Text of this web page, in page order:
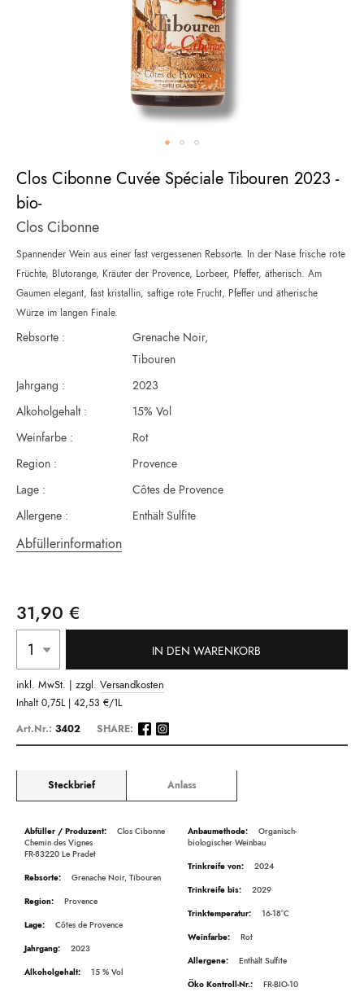
Clos Cibonne Cuvée Spéciale Tibouren 2023 -
bio-
Clos Cibonne
Spannender Wein aus einer fast vergessenen Rebsorte. In der Nase frische rote
Früchte, Blutorange, Kräuter der Provence, Lorbeer, Pfeffer, ätherisch. Am
Gaumen elegant, fast kristallin, saftige rote Frucht, Pfeffer und ätherische
Würze im langen Finale.
Rebsorte :
Grenache Noir,
Tibouren
Jahrgang :
2023
Alkoholgehalt :
15% Vol
Weinfarbe :
Rot
Region :
Provence
Lage :
Côtes de Provence
Allergene :
Enthält Sulfite
Abfüllerinformation
31,90 €
IN DEN WARENKORB
inkl. MwSt. | zzgl. Versandkosten
Inhalt 0,75L | 42,53 €/1L
Anfang
der
Bildergalerie
springen
Art.Nr.: 3402 SHARE:
Steckbrief Anlass
Beschreibung
Clos Cibonne
Chemin des Vignes
FR-83220 Le Pradet
Grenache Noir, Tibouren
Provence
Côtes de Provence
2023
15
biologischer Weinbau
2024
2029
16-18°C
Rot
Enthält Sulfite
FR-BIO-10